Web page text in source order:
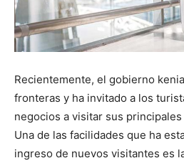
Recientemente, el gobierno
fronteras y ha invitado a los
negocios a visitar sus
Una de las facilidades que ha
ingreso de nuevos visitantes es